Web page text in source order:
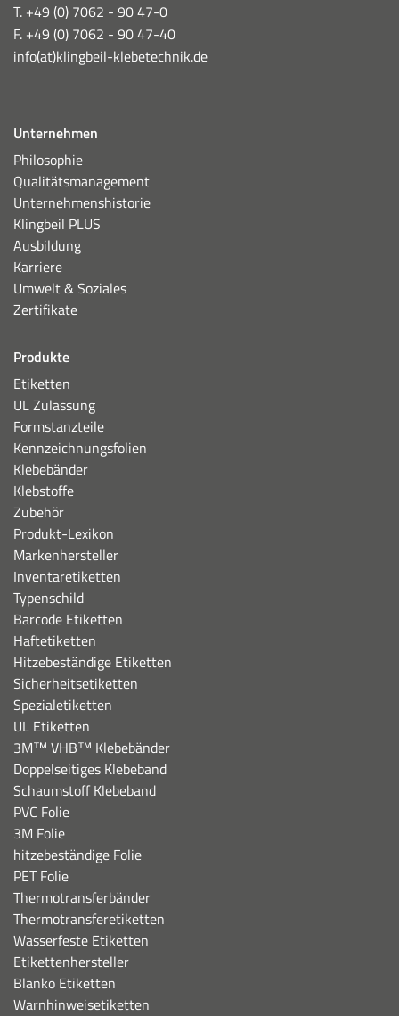
T. +49 (0) 7062 - 90 47-0
F. +49 (0) 7062 - 90 47-40
info(at)klingbeil-klebetechnik.de
Unternehmen
Philosophie
Qualitätsmanagement
Unternehmenshistorie
Klingbeil PLUS
Ausbildung
Karriere
Umwelt & Soziales
Zertifikate
Produkte
Etiketten
UL Zulassung
Formstanzteile
Kennzeichnungsfolien
Klebebänder
Klebstoffe
Zubehör
Produkt-Lexikon
Markenhersteller
Inventaretiketten
Typenschild
Barcode Etiketten
Haftetiketten
Hitzebeständige Etiketten
Sicherheitsetiketten
Spezialetiketten
UL Etiketten
3M™ VHB™ Klebebänder
Doppelseitiges Klebeband
Schaumstoff Klebeband
PVC Folie
3M Folie
hitzebeständige Folie
PET Folie
Thermotransferbänder
Thermotransferetiketten
Wasserfeste Etiketten
Etikettenhersteller
Blanko Etiketten
Warnhinweisetiketten